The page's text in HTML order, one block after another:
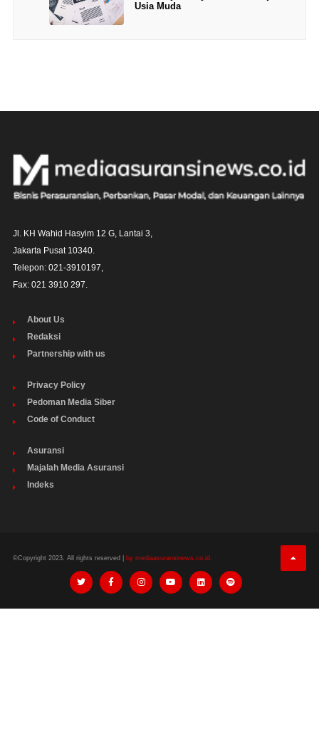
Usia Muda
Jl. KH Wahid Hasyim 12 G, Lantai 3,
Jakarta Pusat 10340.
Telepon: 021-3910197,
Fax: 021 3910 297.
About Us
Redaksi
Partnership with us
Privacy Policy
Pedoman Media Siber
Code of Conduct
Asuransi
Majalah Media Asuransi
Indeks
©Copyright 2023. All rights reserved | by mediaasuransinews.co.id.